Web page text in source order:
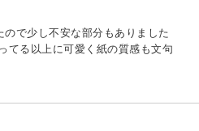
で少し不安な部分もありました
てる以上に可愛く紙の質感も文句